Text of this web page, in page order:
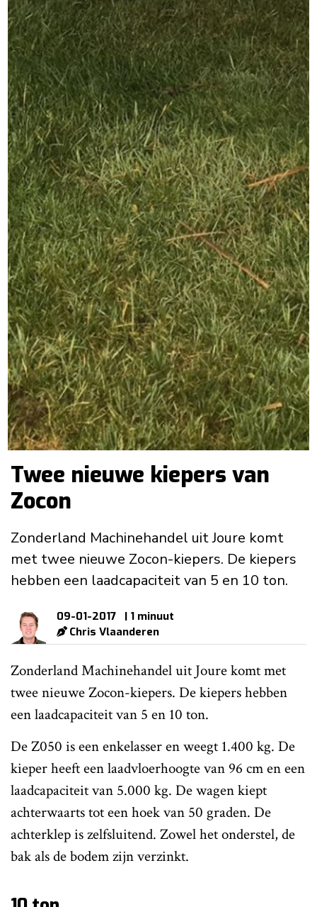
Twee nieuwe kiepers van
Zocon
Zonderland Machinehandel uit Joure komt
met twee nieuwe Zocon-kiepers. De kiepers
hebben een laadcapaciteit van 5 en 10 ton.
09-01-2017
| 1 minuut
Chris Vlaanderen
Zonderland Machinehandel uit Joure komt met
twee nieuwe Zocon-kiepers. De kiepers hebben
een laadcapaciteit van 5 en 10 ton.
De Z050 is een enkelasser en weegt 1.400 kg. De
kieper heeft een laadvloerhoogte van 96 cm en een
laadcapaciteit van 5.000 kg. De wagen kiept
achterwaarts tot een hoek van 50 graden. De
achterklep is zelfsluitend. Zowel het onderstel, de
bak als de bodem zijn verzinkt.